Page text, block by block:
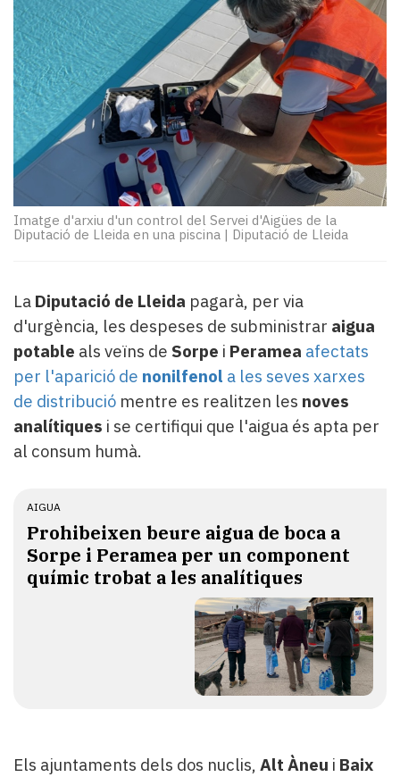
temps
Reportatges
Entrevistes
Enquestes
A
escena!
Dis
la
Subscriptors
La
newsletter
Contingut
patrocinat
més
llegit...
Editorial
Imatge d'arxiu d'un control del Servei d'Aigües de la
Diputació de Lleida en una piscina | Diputació de Lleida
La Diputació de Lleida pagarà, per via
d'urgència, les despeses de subministrar aigua
potable als veïns de Sorpe i Peramea afectats
per l'aparició de nonilfenol a les seves xarxes
de distribució mentre es realitzen les noves
analítiques i se certifiqui que l'aigua és apta per
al consum humà.
AIGUA
Prohibeixen beure aigua de boca a
Sorpe i Peramea per un component
químic trobat a les analítiques
Els ajuntaments dels dos nuclis, Alt Àneu i Baix